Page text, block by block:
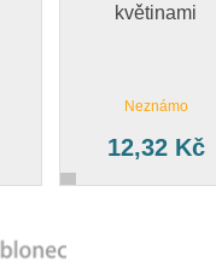
květinami
Neznámo
12,32 Kč